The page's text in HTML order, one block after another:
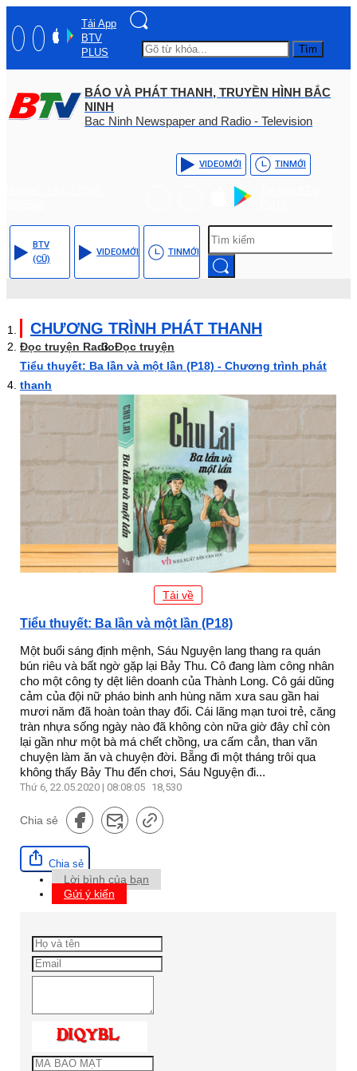
Tải App
BTV
PLUS
Tìm
BÁO VÀ PHÁT THANH, TRUYỀN HÌNH BẮC
NINH
Bac Ninh Newspaper and Radio - Television
VIDEOMỚI TINMỚI
BTV
(CŨ)
VIDEOMỚI TINMỚI
CHƯƠNG TRÌNH PHÁT THANH
Đọc truyện RadioĐọc truyện
Tiểu thuyết: Ba lần và một lần (P18) - Chương trình phát
thanh
Tải về
Tiểu thuyết: Ba lần và một lần (P18)
Một buổi sáng định mệnh, Sáu Nguyện lang thang ra quán
bún riêu và bất ngờ gặp lại Bảy Thu. Cô đang làm công nhân
cho một công ty dệt liên doanh của Thành Long. Cô gái dũng
cảm của đội nữ pháo binh anh hùng năm xưa sau gần hai
mươi năm đã hoàn toàn thay đổi. Cái lãng mạn tưoi trẻ, căng
tràn nhựa sống ngày nào đã không còn nữa giờ đây chỉ còn
lại gần như một bà má chết chồng, ưa cấm cẳn, than vãn
chuyện làm ăn và chuyện đời. Bẵng đi một tháng trôi qua
không thấy Bảy Thu đến chơi, Sáu Nguyện đi...
Thứ 6, 22.05.2020 | 08:08:05 18,530
Chia sẻ
Chia sẻ
Lời bình của bạn
Gửi ý kiến